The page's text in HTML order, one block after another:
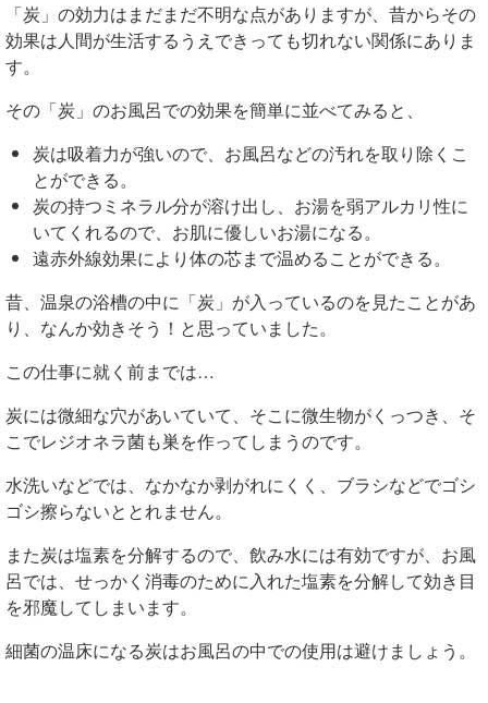
「炭」の効力はまだまだ不明な点がありますが、昔からその
効果は人間が生活するうえできっても切れない関係にありま
す。
その「炭」のお風呂での効果を簡単に並べてみると、
炭は吸着力が強いので、お風呂などの汚れを取り除くこ
とができる。
炭の持つミネラル分が溶け出し、お湯を弱アルカリ性に
いてくれるので、お肌に優しいお湯になる。
遠赤外線効果により体の芯まで温めることができる。
昔、温泉の浴槽の中に「炭」が入っているのを見たことがあ
り、なんか効きそう！と思っていました。
この仕事に就く前までは…
炭には微細な穴があいていて、そこに微生物がくっつき、そ
こでレジオネラ菌も巣を作ってしまうのです。
水洗いなどでは、なかなか剥がれにくく、ブラシなどでゴシ
ゴシ擦らないととれません。
また炭は塩素を分解するので、飲み水には有効ですが、お風
呂では、せっかく消毒のために入れた塩素を分解して効き目
を邪魔してしまいます。
細菌の温床になる炭はお風呂の中での使用は避けましょう。